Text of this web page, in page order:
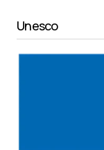
Unesco